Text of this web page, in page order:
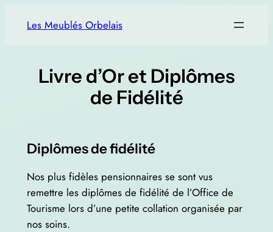
Les Meublés Orbelais
Livre d’Or et Diplômes
de Fidélité
Diplômes de fidélité
Nos plus fidèles pensionnaires se sont vus
remettre les diplômes de fidélité de l’Office de
Tourisme lors d’une petite collation organisée par
nos soins.